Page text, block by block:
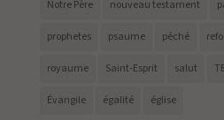
Notre Père nouveau testament
prophetes psaume péché
royaume Saint-Esprit salut
Évangile égalité église